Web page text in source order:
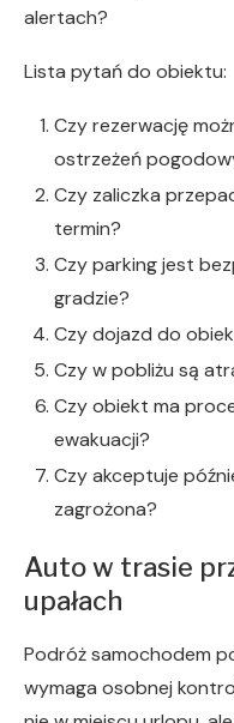
alertach?
Lista pytań do obiektu:
Czy rezerwację
ostrzeżeń
Czy zaliczka
termin?
Czy parking jest
gradzie?
Czy dojazd do
Czy w pobliżu są
Czy obiekt ma
ewakuacji?
Czy akceptuje
zagrożona?
Auto w trasie
upałach
Podróż samochodem
wymaga osobnej